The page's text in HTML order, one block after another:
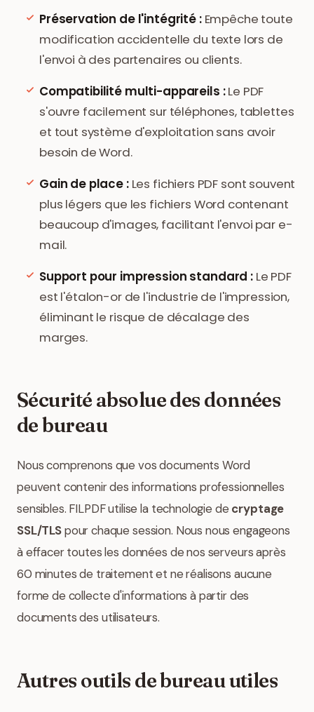
Préservation de l'intégrité :Empêche toute
modification accidentelle du texte lors de
l'envoi à des partenaires ou clients.
Compatibilité multi-appareils :Le PDF
s'ouvre facilement sur téléphones, tablettes
et tout système d'exploitation sans avoir
besoin de Word.
Gain de place :Les fichiers PDF sont souvent
plus légers que les fichiers Word contenant
beaucoup d'images, facilitant l'envoi par e-
mail.
Support pour impression standard :Le PDF
est l'étalon-or de l'industrie de l'impression,
éliminant le risque de décalage des
marges.
Sécurité absolue des données
de bureau
Nous comprenons que vos documents Word
peuvent contenir des informations professionnelles
sensibles. FILPDF utilise la technologie de cryptage
SSL/TLSpour chaque session. Nous nous engageons
à effacer toutes les données de nos serveurs après
60 minutes de traitement et ne réalisons aucune
forme de collecte d'informations à partir des
documents des utilisateurs.
Autres outils de bureau utiles